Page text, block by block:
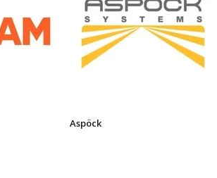
Aspöck